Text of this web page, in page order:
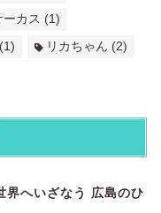
ーカス (1)
(1) リカちゃん (2)
界へいざなう 広島のひ